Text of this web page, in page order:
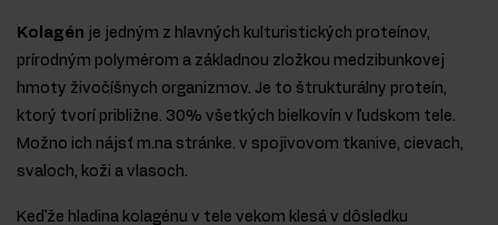
Kolagén je jedným z hlavných kulturistických proteínov,
prírodným polymérom a základnou zložkou medzibunkovej
hmoty živočíšnych organizmov. Je to štrukturálny proteín,
ktorý tvorí približne. 30% všetkých bielkovín v ľudskom tele.
Možno ich nájsť m.na stránke. v spojivovom tkanive, cievach,
svaloch, koži a vlasoch.
Keďže hladina kolagénu v tele vekom klesá v dôsledku